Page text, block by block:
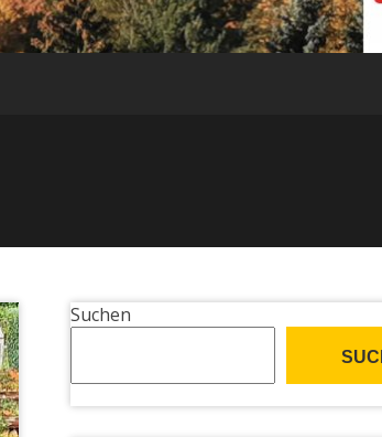
Suchen